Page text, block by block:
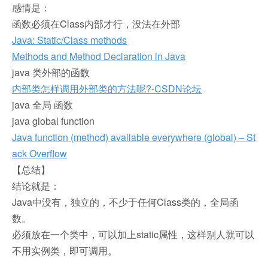
感情是：
函数必须在Class内部才行，没法在外部
Java: Static/Class methods
Methods and Method Declaration in Java
java 类外部的函数
内部类怎样调用外部类的方法呢?-CSDN论坛
java 全局 函数
java global function
Java function (method) available everywhere (global) – St
ack Overflow
【总结】
结论就是：
Java中没有，独立的，不少于任何Class类的，全局函
数。
必须放在一个类中，可以加上static属性，这样别人就可以
不用实例类，即可调用。